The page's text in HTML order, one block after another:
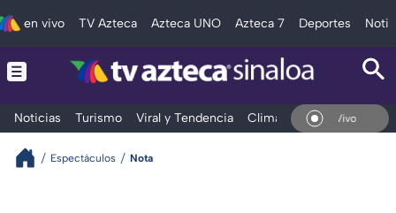
en vivo TV Azteca Azteca UNO Azteca 7 Deportes
Noticias Turismo Viral y Tendencia Clima Deportes
En Vivo
Espectáculos Nota